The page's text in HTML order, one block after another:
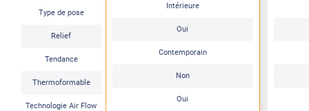
Type de pose
Relief
Tendance
Thermoformable
Technologie Air Flow
Intérieure
Oui
Contemporain
Non
Oui